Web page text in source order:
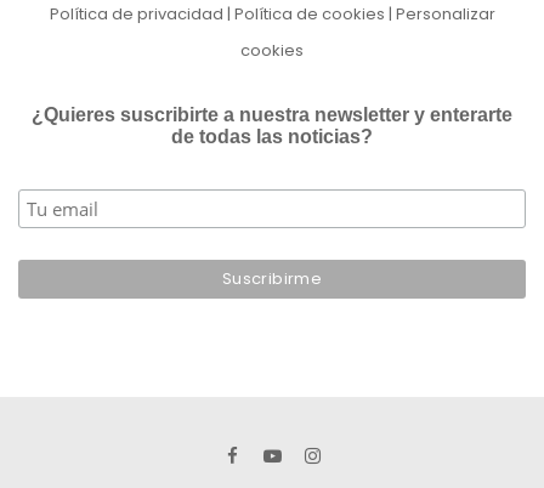
Política de privacidad | Política de cookies | Personalizar
cookies
¿Quieres suscribirte a nuestra newsletter y enterarte
de todas las noticias?